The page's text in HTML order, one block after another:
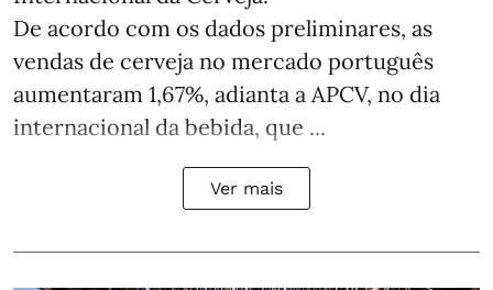
De acordo com os dados preliminares, as
vendas de cerveja no mercado português
aumentaram 1,67%, adianta a APCV, no dia
internacional da bebida, que ...
Ver mais